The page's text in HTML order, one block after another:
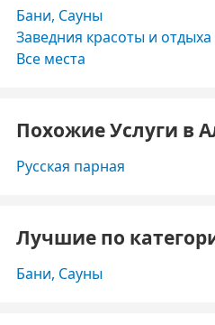
Бани, Сауны
Заведния красоты и отдыха
Все места
Похожие Услуги в
Русская парная
Лучшие по
Бани, Сауны